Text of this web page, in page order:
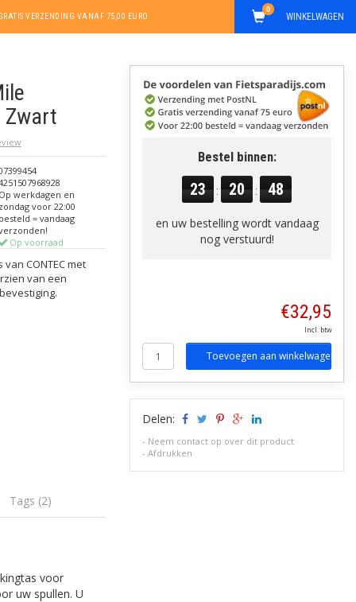
VERZENDING VANAF 75,00 EURO WINKELWAGEN
0
Zwart
Op werkdagen en
zondag voor 22:00
besteld = vandaag
Op voorraad
CONTEC met
van een
Tags (2)
voor
uw spullen. U
Bestel binnen:
23 : 20 : 48
en uw bestelling wordt vandaag
nog verstuurd!
€32,95
Incl. btw
Toevoegen aan winkelwagen
Delen:
- Neem contact op over dit product
-Afdrukken